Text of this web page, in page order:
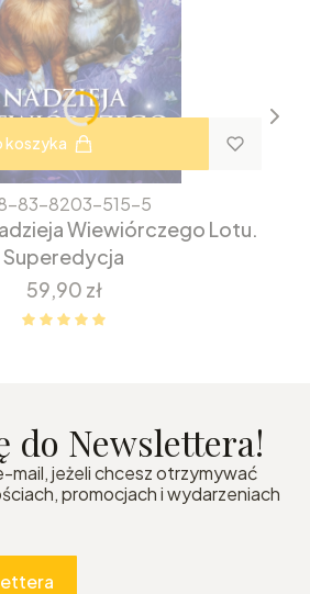
koszyka
83-8203-515-5
Wiewiórczego Lotu.
Superedycja
Cena
59,90 zł
do Newslettera!
mail, jeżeli chcesz otrzymywać
promocjach i wydarzeniach